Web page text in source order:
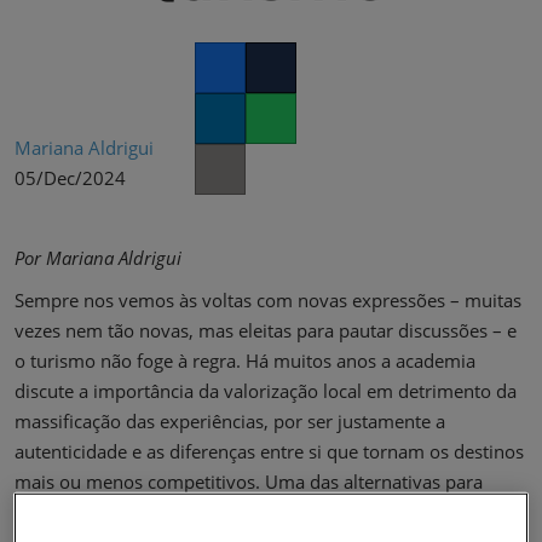
Mariana Aldrigui
05/Dec/2024
Por Mariana Aldrigui
Sempre nos vemos às voltas com novas expressões – muitas
vezes nem tão novas, mas eleitas para pautar discussões – e
o turismo não foge à regra. Há muitos anos a academia
discute a importância da valorização local em detrimento da
massificação das experiências, por ser justamente a
autenticidade e as diferenças entre si que tornam os destinos
mais ou menos competitivos. Uma das alternativas para